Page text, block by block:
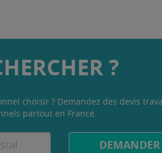
?
choisir ? Demandez des devis
partout en France.